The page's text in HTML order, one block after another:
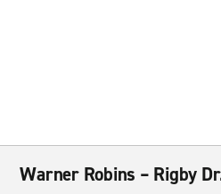
Warner Robins – Rigby